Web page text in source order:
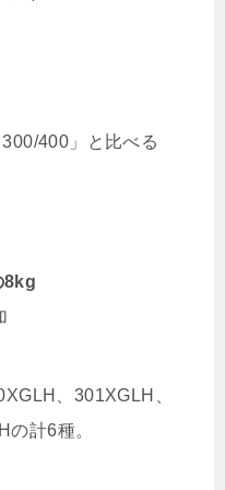
400」と比べる
8kg
、301XGLH、
計6種。